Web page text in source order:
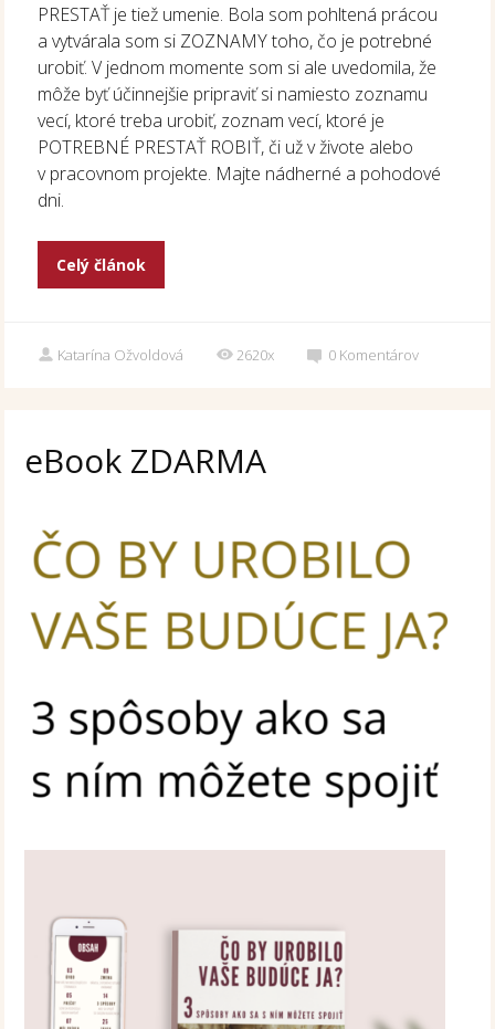
PRESTAŤ je tiež umenie. Bola som pohltená prácou
a vytvárala som si ZOZNAMY toho, čo je potrebné
urobiť. V jednom momente som si ale uvedomila, že
môže byť účinnejšie pripraviť si namiesto zoznamu
vecí, ktoré treba urobiť, zoznam vecí, ktoré je
POTREBNÉ PRESTAŤ ROBIŤ, či už v živote alebo
v pracovnom projekte. Majte nádherné a pohodové
dni.
Celý článok
Katarína Ožvoldová 2620x 0 Komentárov
eBook ZDARMA